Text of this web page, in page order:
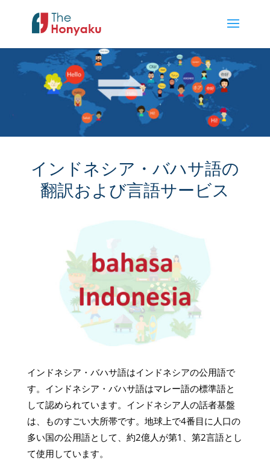
インドネシア・バハサ語の
翻訳および言語サービス
インドネシア・バハサ語はインドネシアの公用語で
す。インドネシア・バハサ語はマレー語の標準語と
して認められています。インドネシア人の話者基盤
は、ものすごい大所帯です。地球上で4番目に人口の
多い国の公用語として、約2億人が第1、第2言語とし
て使用しています。